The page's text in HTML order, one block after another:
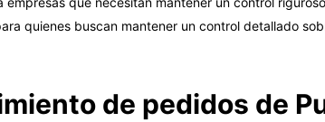
quienes buscan mantener un control detallado
de pedidos de